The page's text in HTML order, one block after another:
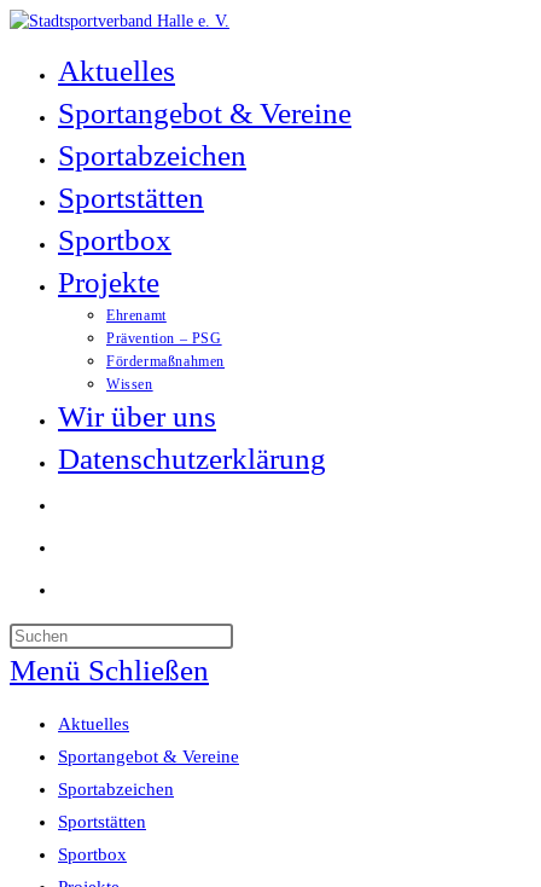
Zum
springenAktuelles
Sportangebot & Vereine
Sportabzeichen
Sportstätten
Sportbox
Projekte
Ehrenamt
Prävention – PSG
Fördermaßnahmen
Wissen
Wir über uns
Datenschutzerklärung
Suche
umschalten
Menü Schließen
Aktuelles
Sportangebot & Vereine
Sportabzeichen
Sportstätten
Sportbox